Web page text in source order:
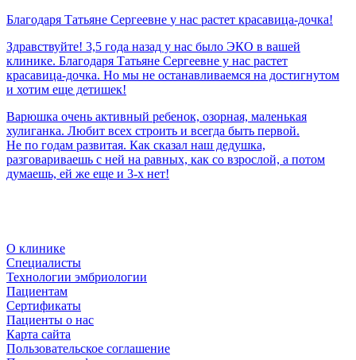
Благодаря Татьяне Сергеевне у нас растет красавица-дочка!
Здравствуйте! 3,5 года назад у нас было ЭКО в вашей
клинике. Благодаря Татьяне Сергеевне у нас растет
красавица-дочка. Но мы не останавливаемся на достигнутом
и хотим еще детишек!
Варюшка очень активный ребенок, озорная, маленькая
хулиганка. Любит всех строить и всегда быть первой.
Не по годам развитая. Как сказал наш дедушка,
разговариваешь с ней на равных, как со взрослой, а потом
думаешь, ей же еще и 3-х нет!
О клинике
Специалисты
Технологии эмбриологии
Пациентам
Сертификаты
Пациенты о нас
Карта сайта
Пользовательское соглашение